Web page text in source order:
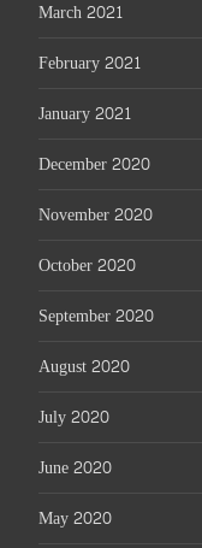
March 2021
February 2021
January 2021
December 2020
November 2020
October 2020
September 2020
August 2020
July 2020
June 2020
May 2020